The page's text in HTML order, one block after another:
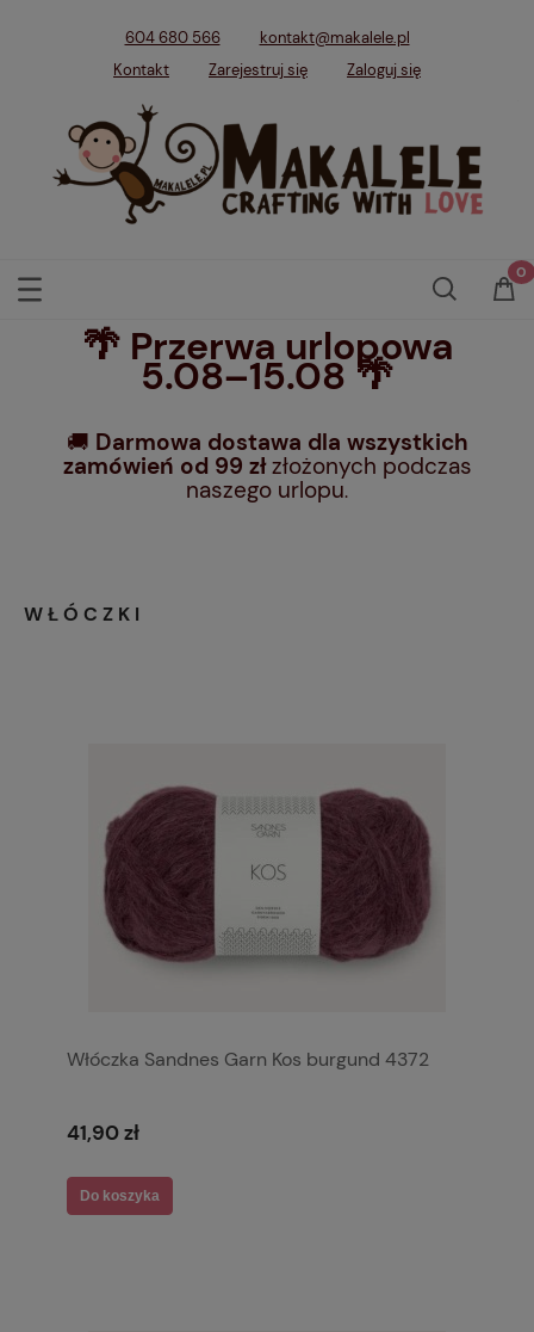
604 680 566
kontakt@makalele.pl
Kontakt
Zarejestruj się Zaloguj się
🌴 Przerwa urlopowa
5.08–15.08 🌴
🚚 Darmowa dostawa dla wszystkich
zamówień od 99 złzłożonych podczas
naszego urlopu.
WŁÓCZKI
Włóczka Sandnes Garn Kos burgund 4372
41,90 zł
Do koszyka